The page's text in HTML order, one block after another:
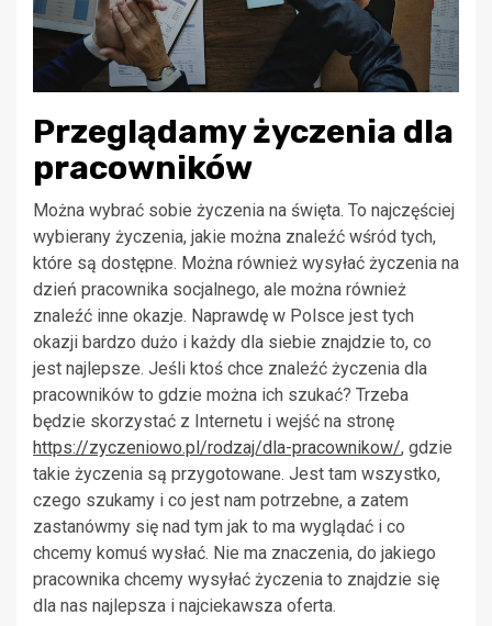
Przeglądamy życzenia dla
pracowników
Można wybrać sobie życzenia na święta. To najczęściej
wybierany życzenia, jakie można znaleźć wśród tych,
które są dostępne. Można również wysyłać życzenia na
dzień pracownika socjalnego, ale można również
znaleźć inne okazje. Naprawdę w Polsce jest tych
okazji bardzo dużo i każdy dla siebie znajdzie to, co
jest najlepsze. Jeśli ktoś chce znaleźć życzenia dla
pracowników to gdzie można ich szukać? Trzeba
będzie skorzystać z Internetu i wejść na stronę
https://zyczeniowo.pl/rodzaj/dla-pracownikow/, gdzie
takie życzenia są przygotowane. Jest tam wszystko,
czego szukamy i co jest nam potrzebne, a zatem
zastanówmy się nad tym jak to ma wyglądać i co
chcemy komuś wysłać. Nie ma znaczenia, do jakiego
pracownika chcemy wysyłać życzenia to znajdzie się
dla nas najlepsza i najciekawsza oferta.